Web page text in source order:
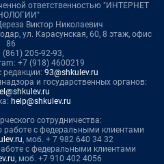
ответственностью "ИНТЕРНЕТ
Виктор Николаевич
ул. Карасунская, 60, 8 этаж, офис
86
205-92-93,
+7 (918) 4600219
редакции: 93@shkulev.ru
и государственных органов:
help@shkulev.ru
сотрудничества:
с федеральными клиентами
, моб. + 7 982 640 34 32
с федеральными клиентами
, моб. +7 910 402 4056